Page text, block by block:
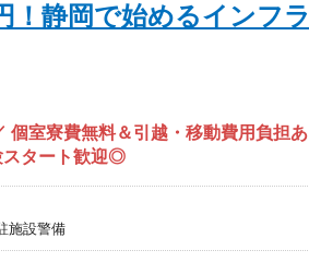
！静岡で始めるインフラ
個室寮費無料＆引越・移動費用負担あ
スタート歓迎◎
施設警備